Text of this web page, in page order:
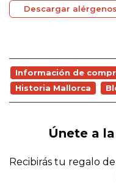
Descargar alérgenos
Información de
Historia Mallorca
Únete a
Recibirás tu regalo